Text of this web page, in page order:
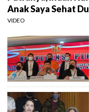
Anak Saya Sehat
VIDEO